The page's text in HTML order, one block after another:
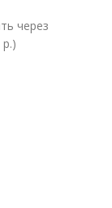
через